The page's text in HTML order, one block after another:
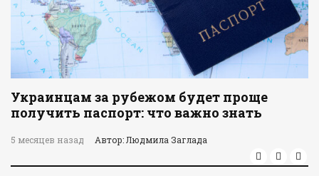
Украинцам за рубежом будет проще
получить паспорт: что важно знать
5 месяцев назад Автор: Людмила Заглада